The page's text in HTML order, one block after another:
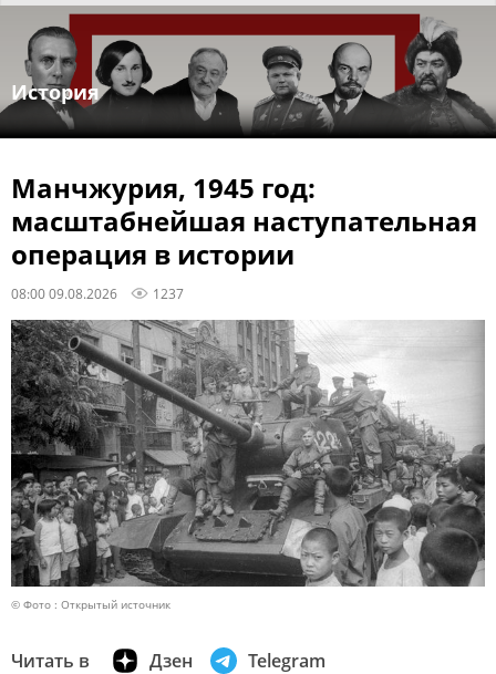
История
Манчжурия, 1945 год:
масштабнейшая наступательная
операция в истории
08:00 09.08.2026 1237
© Фото : Открытый источник
Читать в Дзен Telegram